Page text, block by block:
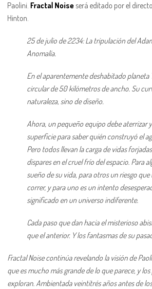
Paolini. Fractal Noise será editado por el
Hinton.
25 de julio de 2234: La tripulación del
Anomalía.
En el aparentemente deshabitado planeta
circular de 50 kilómetros de ancho. Su
naturaleza, sino de diseño.
Ahora, un pequeño equipo debe aterrizar
superficie para saber quién construyó el
Pero todos llevan la carga de vidas
dispares en el cruel frío del espacio. Para
sueño de su vida, para otros un riesgo que
correr, y para uno es un intento
significado en un universo indiferente.
Cada paso que dan hacia el misterioso
que el anterior. Y los fantasmas de su
Fractal Noise continúa revelando la visión de
que es mucho más grande de lo que parece, y
exploran. Ambientada veintitrés años antes de